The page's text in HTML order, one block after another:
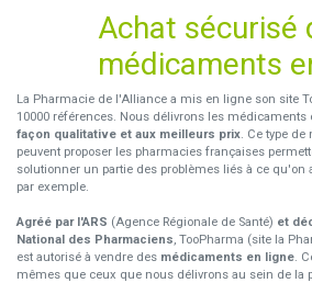
Achat sécurisé
médicaments
La Pharmacie de l'Alliance a mis en ligne son site
10000 références. Nous délivrons les médicaments
façon qualitative et aux meilleurs prix. Ce type de
peuvent proposer les pharmacies françaises
solutionner un partie des problèmes liés à ce qu'on
par exemple.
Agréé par l'ARS (Agence Régionale de Santé) et
National des Pharmaciens, TooPharma (site la
est autorisé à vendre des médicaments en ligne.
mêmes que ceux que nous délivrons au sein de la